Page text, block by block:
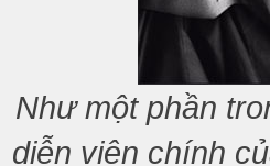
Như một phần
diễn viên chính